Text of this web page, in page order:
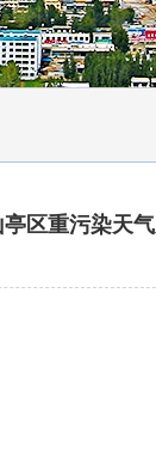
区重污染天